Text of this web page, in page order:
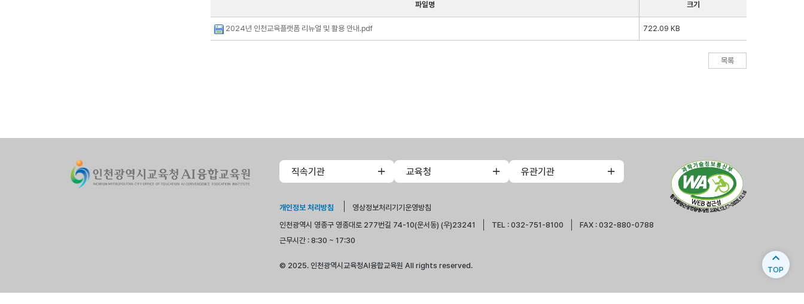
expand_less
TOP
파일명 크기
2024년 인천교육플랫폼 리뉴얼 및 활용 안내.pdf 722.09 KB
목록
직속기관 교육청 유관기관
개인정보 처리방침
영상정보처리기기운영방침
인천광역시 영종구 영종대로 277번길 74-10(운서동) (우)23241
TEL : 032-751-8100
FAX : 032-880-0788
근무시간 : 8:30 ~ 17:30
© 2025. 인천광역시교육청AI융합교육원 All rights reserved.